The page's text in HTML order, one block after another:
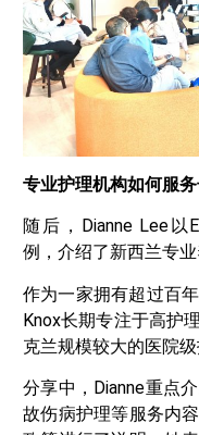
专业护理机构如何服
随后，Dianne Lee以
例，介绍了新西兰专
作为一家拥有超过百
Knox长期专注于高护
克兰规模较大的医院级
分享中，Dianne重点
故伤病护理等服务内